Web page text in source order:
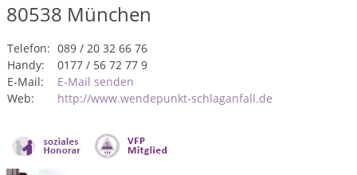
80538 München
Telefon: 089 / 20 32 66 76
Handy:
0177 / 56 72 77 9
E-Mail:
E-Mail senden
Web:
http://www.wendepunkt-schlaganfall.de